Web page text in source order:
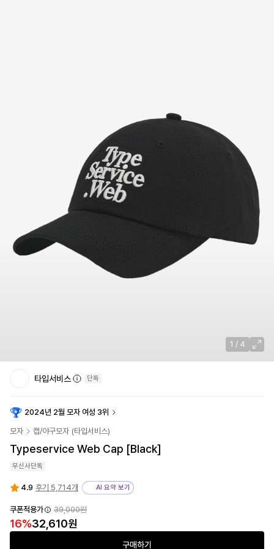
1 / 4
타입서비스 단독
2024년 2월 모자 여성 3위
모자 캡/야구모자 (타입서비스)
Typeservice Web Cap [Black]
무신사단독
4.9 후기 5,714개 AI 요약 보기
쿠폰적용가 39,000원
16%32,610원
구매하기